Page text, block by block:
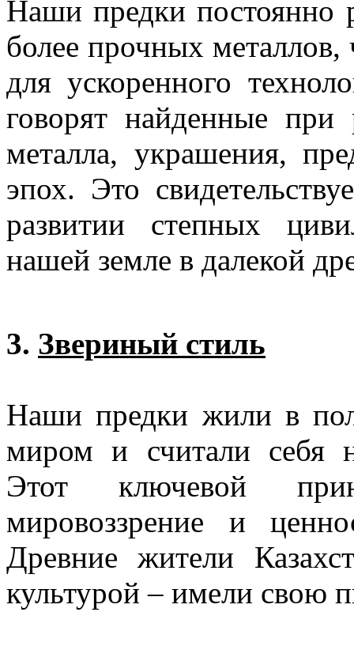
Наши предки постоянно
более прочных
для ускоренного
говорят найденные при
металла, украшения,
эпох. Это
развитии степных
нашей земле в далекой
3. Звериный стиль
Наши предки жили в
миром и считали себя
Этот ключевой
мировоззрение и
Древние жители
культурой – имели свою